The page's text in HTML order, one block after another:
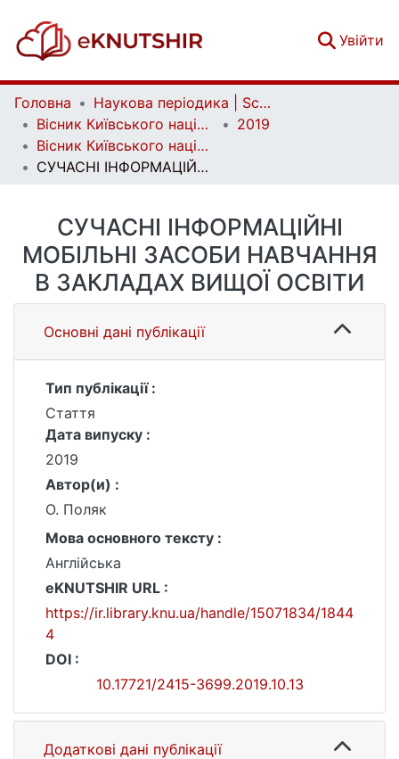
Увійти
Головна
Наукова періодика | Scientific periodicals
Вісник Київського національного університету імені Тараса Шевченка. Педагогіка | Bulletin of Taras Shevchenko National University of Kyiv. Pedagogy
2019
Вісник Київського національного університету імені Тараса Шевченка. Педагогіка. Вип. 2 (10)
СУЧАСНІ ІНФОРМАЦІЙНІ МОБІЛЬНІ ЗАСОБИ НАВЧАННЯ В ЗАКЛАДАХ ВИЩОЇ ОСВІТИ
СУЧАСНІ ІНФОРМАЦІЙНІ
МОБІЛЬНІ ЗАСОБИ НАВЧАННЯ
В ЗАКЛАДАХ ВИЩОЇ ОСВІТИ
Основні дані публікації
Тип публікації :
Стаття
Дата випуску :
2019
Автор(и) :
О. Поляк
Мова основного тексту :
Англійська
eKNUTSHIR URL :
https://ir.library.knu.ua/handle/15071834/1844
4
DOI :
10.17721/2415-3699.2019.10.13
Додаткові дані публікації